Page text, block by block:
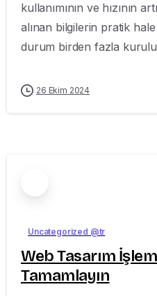
kullanımının ve hızının
alınan bilgilerin pratik hale
durum birden fazla
26 Ekim 2024
Uncategorized @tr
Web Tasarım
Tamamlayın